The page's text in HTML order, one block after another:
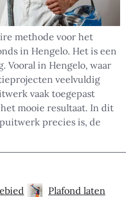
methode voor het
in Hengelo. Het is een
Vooral in Hengelo, waar
veelvuldig
vaak toegepast
mooie resultaat. In dit
precies is, de
Plafond laten